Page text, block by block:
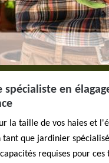
spécialiste en
la taille de vos haies et
tant que jardinier
requises pour ces